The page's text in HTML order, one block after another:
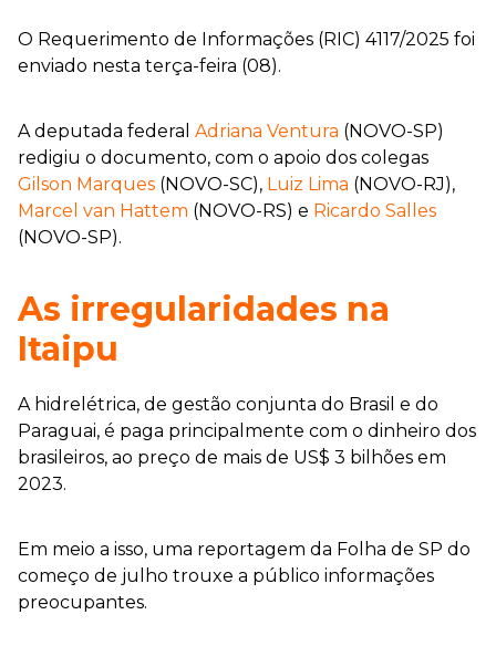
O Requerimento de Informações (RIC) 4117/2025 foi
enviado nesta terça-feira (08).
A deputada federal Adriana Ventura (NOVO-SP)
redigiu o documento, com o apoio dos colegas
Gilson Marques (NOVO-SC), Luiz Lima (NOVO-RJ),
Marcel van Hattem (NOVO-RS) e Ricardo Salles
(NOVO-SP).
As irregularidades na
Itaipu
A hidrelétrica, de gestão conjunta do Brasil e do
Paraguai, é paga principalmente com o dinheiro dos
brasileiros, ao preço de mais de US$ 3 bilhões em
2023.
Em meio a isso, uma reportagem da Folha de SP do
começo de julho trouxe a público informações
preocupantes.